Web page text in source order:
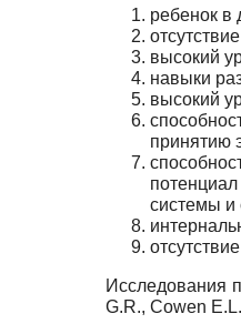
ребенок в
высокий
навыки
высокий
принятию
системы и
Исследования
G.R., Cowen